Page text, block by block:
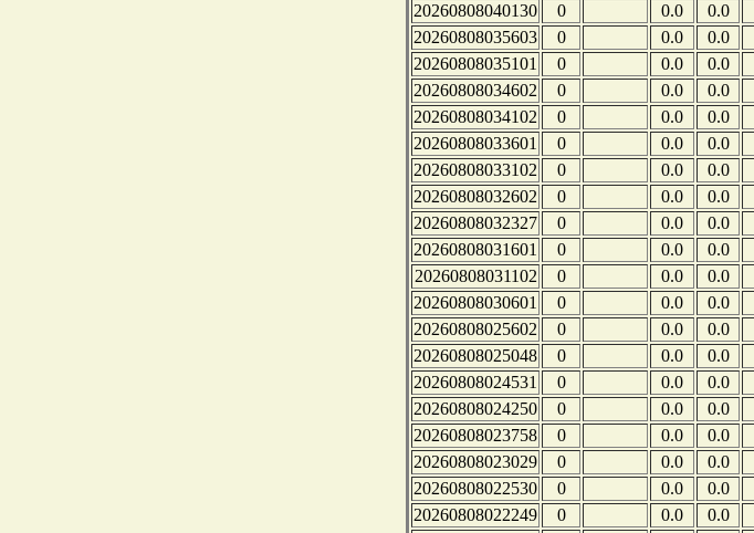
20260808040130
0 0.0 0.0
20260808035603
0 0.0 0.0
20260808035101
0 0.0 0.0
20260808034602
0 0.0 0.0
20260808034102
0 0.0 0.0
20260808033601
0 0.0 0.0
20260808033102
0 0.0 0.0
20260808032602
0 0.0 0.0
20260808032327
0 0.0 0.0
20260808031601
0 0.0 0.0
20260808031102
0 0.0 0.0
20260808030601
0 0.0 0.0
20260808025602
0 0.0 0.0
20260808025048
0 0.0 0.0
20260808024531
0 0.0 0.0
20260808024250
0 0.0 0.0
20260808023758
0 0.0 0.0
20260808023029
0 0.0 0.0
20260808022530
0 0.0 0.0
20260808022249
0 0.0 0.0